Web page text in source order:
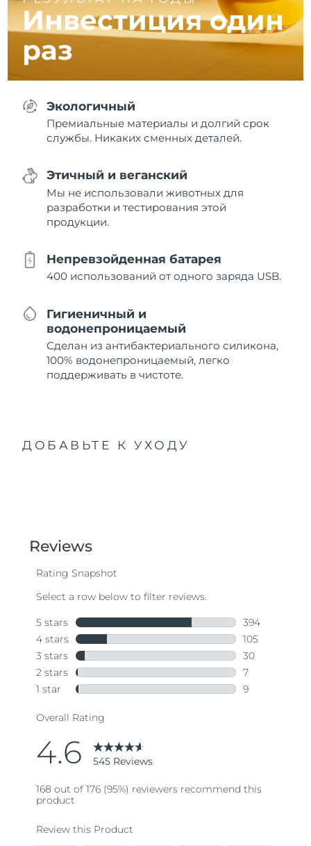
Инвестиция один
раз
Экологичный
Премиальные материалы и долгий срок
службы. Никаких сменных деталей.
Этичный и веганский
Мы не использовали животных для
разработки и тестирования этой
продукции.
Непревзойденная батарея
400 использований от одного заряда USB.
Гигиеничный и
водонепроницаемый
Сделан из антибактериального силикона,
100% водонепроницаемый, легко
поддерживать в чистоте.
ДОБАВЬТЕ К УХОДУ